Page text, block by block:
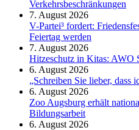
Verkehrsbeschränkungen
7. August 2026
V-Partei­³ fordert:
Feier­tag werden
7. August 2026
Hitzeschutz in Kitas: AWO
6. August 2026
„Schreiben Sie lieber,
6. August 2026
Zoo Augsburg erhält
Bildungsarbeit
6. August 2026